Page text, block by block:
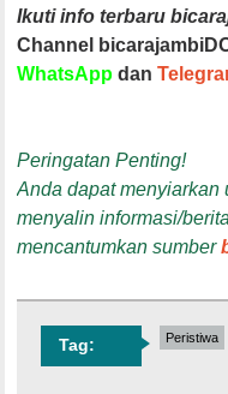
Ikuti info terbaru
Channel
WhatsApp dan
Peringatan Penting!
Anda dapat menyiarkan
menyalin informasi/
mencantumkan sumber
Tag: Peristiwa